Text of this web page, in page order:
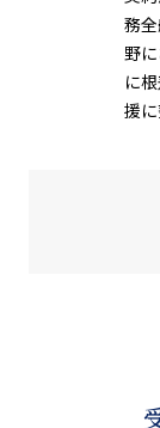
務
野
に
援に